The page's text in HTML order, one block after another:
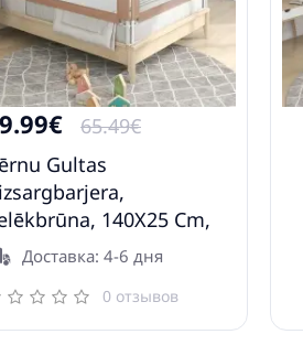
65.49€
Gultas
140X25 Cm,
Vidaxl
Доставка: 4-6 дня
0 отзывов